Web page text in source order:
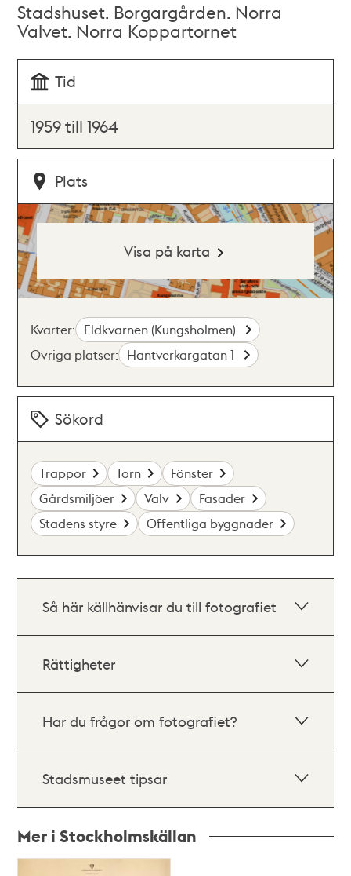
Stadshuset. Borgargården. Norra
Valvet. Norra Koppartornet
Tid
1959 till 1964
Plats
Visa på karta
Kvarter: Eldkvarnen (Kungsholmen)
Övriga platser: Hantverkargatan 1
Sökord
Trappor Torn
Fönster
Gårdsmiljöer
Valv
Fasader
Stadens styre
Offentliga byggnader
Så här källhänvisar du till fotografiet
Rättigheter
Har du frågor om fotografiet?
Stadsmuseet tipsar
Mer i Stockholmskällan